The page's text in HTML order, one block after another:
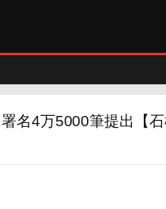
名4万5000筆提出【石